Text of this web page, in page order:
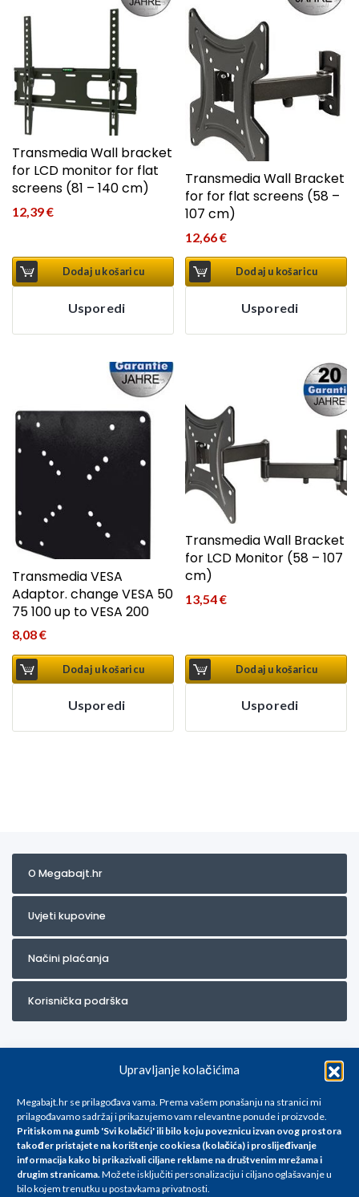
Upravljanje kolačićima
Megabajt.hr se prilagođava vama. Prema vašem ponašanju na stranici mi
prilagođavamo sadržaj i prikazujemo vam relevantne ponude i proizvode.
Pritiskom na gumb 'Svi kolačići' ili bilo koju poveznicu izvan ovog prostora
također pristajete na korištenje cookiesa (kolačića) i proslijeđivanje
informacija kako bi prikazivali ciljane reklame na društvenim mrežama i
drugim stranicama.Možete isključiti personalizaciju i ciljano oglašavanje u
bilo kojem trenutku u postavkama privatnosti.
Transmedia Wall bracket
for LCD monitor for flat
screens (81 – 140 cm)
12,39€
Dodaj u košaricu
Usporedi
Transmedia Wall Bracket
for for flat screens (58 –
107 cm)
12,66€
Dodaj u košaricu
Usporedi
Transmedia VESA
Adaptor. change VESA 50
75 100 up to VESA 200
8,08€
Dodaj u košaricu
Usporedi
Transmedia Wall Bracket
for LCD Monitor (58 – 107
cm)
13,54€
Dodaj u košaricu
Usporedi
O Megabajt.hr
Uvjeti kupovine
Načini plaćanja
Korisnička podrška
Za artikle kojih trenutno nema u ponudi obratite nam se na
info@megabajt.hr. Sve cijene su informativnog karaktera i podložne su
promjenama, a
iskazane su za avansno plaćanje(gotovina) u Eurima i uključuju PDV. Sve